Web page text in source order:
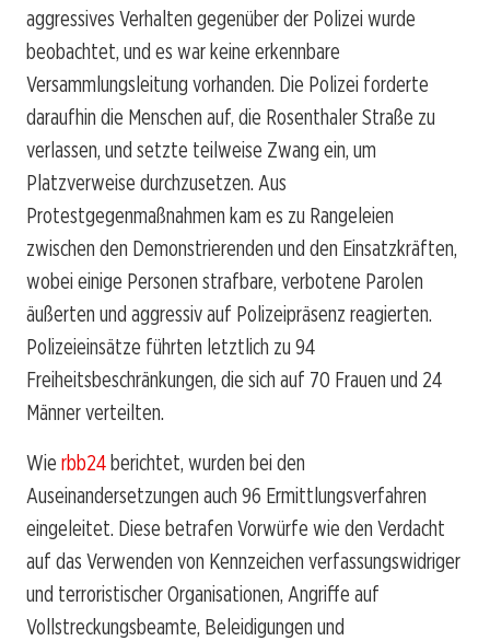
aggressives Verhalten gegenüber der Polizei wurde
beobachtet, und es war keine erkennbare
Versammlungsleitung vorhanden. Die Polizei forderte
daraufhin die Menschen auf, die Rosenthaler Straße zu
verlassen, und setzte teilweise Zwang ein, um
Platzverweise durchzusetzen. Aus
Protestgegenmaßnahmen kam es zu Rangeleien
zwischen den Demonstrierenden und den Einsatzkräften,
wobei einige Personen strafbare, verbotene Parolen
äußerten und aggressiv auf Polizeipräsenz reagierten.
Polizeieinsätze führten letztlich zu 94
Freiheitsbeschränkungen, die sich auf 70 Frauen und 24
Männer verteilten.
Wie rbb24berichtet, wurden bei den
Auseinandersetzungen auch 96 Ermittlungsverfahren
eingeleitet. Diese betrafen Vorwürfe wie den Verdacht
auf das Verwenden von Kennzeichen verfassungswidriger
und terroristischer Organisationen, Angriffe auf
Vollstreckungsbeamte, Beleidigungen und